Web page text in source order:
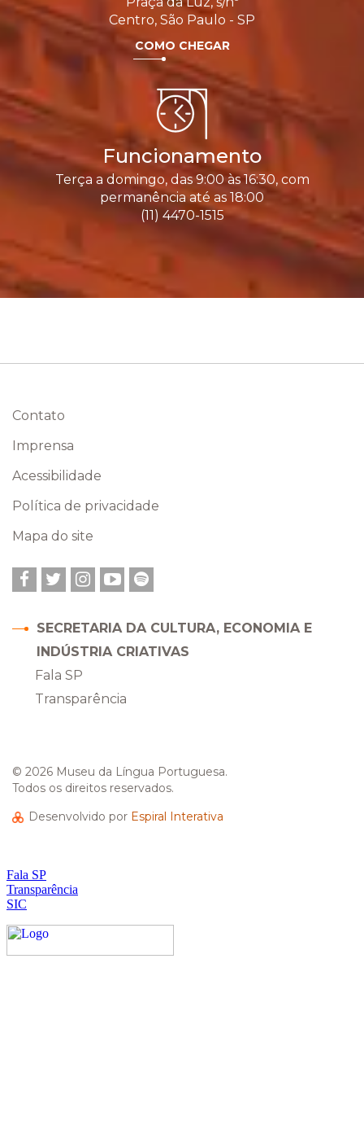
Centro, São Paulo - SP
COMO CHEGAR
Funcionamento
Terça a domingo, das 9:00 às 16:30, com
permanência até as 18:00
(11) 4470-1515
Contato
Imprensa
Acessibilidade
Política de privacidade
Mapa do site
Facebook
Twitter
Instagram
YouTube
Spotify
SECRETARIA DA CULTURA, ECONOMIA E
INDÚSTRIA CRIATIVAS
Fala SP
Transparência
© 2026 Museu da Língua Portuguesa.
Todos os direitos reservados.
Desenvolvido por Espiral Interativa